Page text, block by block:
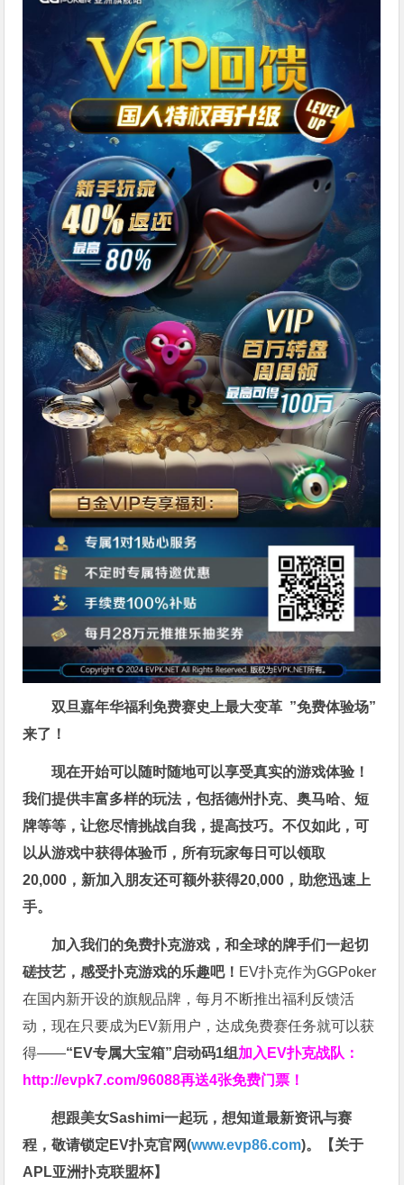
双旦嘉年华福利免费赛史上最大变革 ”免费体验场”
来了！
现在开始可以随时随地可以享受真实的游戏体验！
我们提供丰富多样的玩法，包括德州扑克、奥马哈、短
牌等等，让您尽情挑战自我，提高技巧。不仅如此，可
以从游戏中获得体验币，所有玩家每日可以领取
20,000，新加入朋友还可额外获得20,000，助您迅速上
手。
加入我们的免费扑克游戏，和全球的牌手们一起切
磋技艺，感受扑克游戏的乐趣吧！ EV扑克作为GGPoker
在国内新开设的旗舰品牌，每月不断推出福利反馈活
动，现在只要成为EV新用户，达成免费赛任务就可以获
得——“EV专属大宝箱”启动码1组 加入EV扑克战队：
http://evpk7.com/96088再送4张免费门票！
想跟美女Sashimi一起玩，想知道最新资讯与赛
程，敬请锁定EV扑克官网(www.evp86.com)。
【关于
APL亚洲扑克联盟杯】